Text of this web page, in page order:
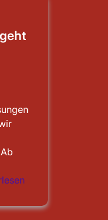
Internetseite